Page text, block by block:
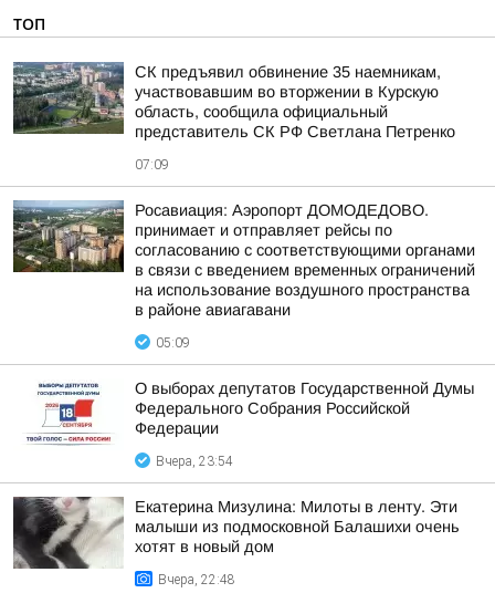
ТОП
СК предъявил обвинение 35 наемникам,
участвовавшим во вторжении в Курскую
область, сообщила официальный
представитель СК РФ Светлана Петренко
07:09
Росавиация: Аэропорт ДОМОДЕДОВО.
принимает и отправляет рейсы по
согласованию с соответствующими органами
в связи с введением временных ограничений
на использование воздушного пространства
в районе авиагавани
05:09
О выборах депутатов Государственной Думы
Федерального Собрания Российской
Федерации
Вчера, 23:54
Екатерина Мизулина: Милоты в ленту. Эти
малыши из подмосковной Балашихи очень
хотят в новый дом
Вчера, 22:48